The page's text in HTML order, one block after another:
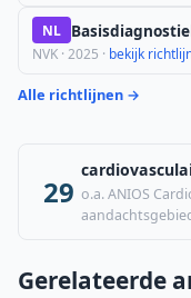
NL
NVK · 2025 · bekijk
Alle richtlijnen →
29 o.a. ANIOS
Gerelateerde